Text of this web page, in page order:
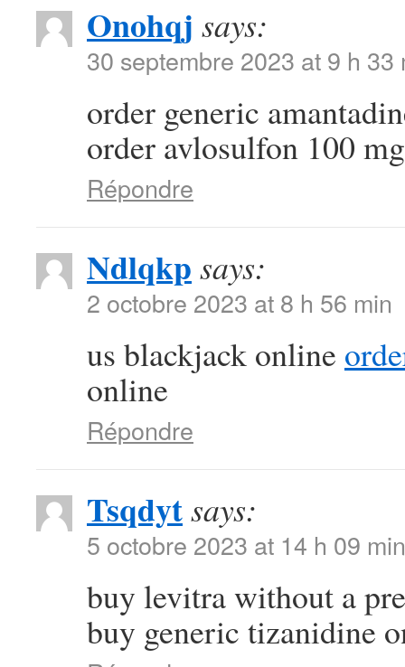
Onohqj says:
30 septembre 2023 at 9 h 33
order generic
order avlosulfon 100
Répondre
Ndlqkp says:
2 octobre 2023 at 8 h 56 min
us blackjack online
online
Répondre
Tsqdytsays:
5 octobre 2023 at 14 h 09 min
buy levitra without a
buy generic tizanidine